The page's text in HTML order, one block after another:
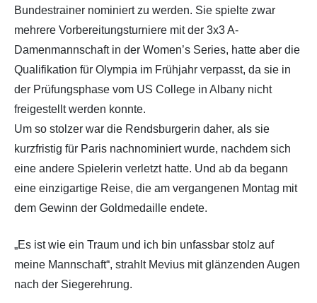
Bundestrainer nominiert zu werden. Sie spielte zwar
mehrere Vorbereitungsturniere mit der 3x3 A-
Damenmannschaft in der Women’s Series, hatte aber die
Qualifikation für Olympia im Frühjahr verpasst, da sie in
der Prüfungsphase vom US College in Albany nicht
freigestellt werden konnte.
Um so stolzer war die Rendsburgerin daher, als sie
kurzfristig für Paris nachnominiert wurde, nachdem sich
eine andere Spielerin verletzt hatte. Und ab da begann
eine einzigartige Reise, die am vergangenen Montag mit
dem Gewinn der Goldmedaille endete.
„Es ist wie ein Traum und ich bin unfassbar stolz auf
meine Mannschaft“, strahlt Mevius mit glänzenden Augen
nach der Siegerehrung.